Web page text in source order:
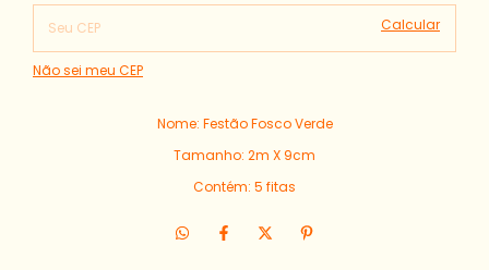
Calcular
Não sei meu CEP
Nome: Festão Fosco Verde
Tamanho: 2m X 9cm
Contém: 5 fitas